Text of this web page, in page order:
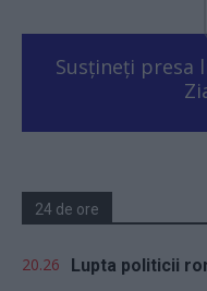
Susțineți presa
24 de ore
20.26 Lupta politicii